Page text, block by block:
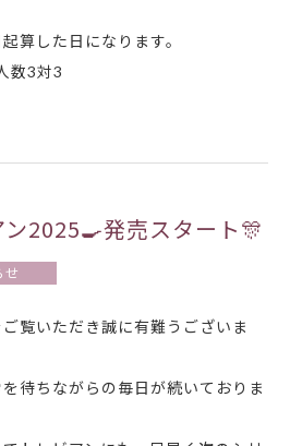
算した日になります。
数3対3
2025🍳発売スタート🎊
せ
覧いただき誠に有難うございま
待ちながらの毎日が続いておりま